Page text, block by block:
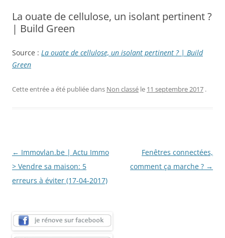
La ouate de cellulose, un isolant pertinent ?
| Build Green
Source : La ouate de cellulose, un isolant pertinent ? | Build
Green
Cette entrée a été publiée dans Non classé le 11 septembre 2017 .
Navigation
des
articles
← Immovlan.be | Actu Immo
> Vendre sa maison: 5
erreurs à éviter (17-04-2017)
Fenêtres connectées,
comment ça marche ? →